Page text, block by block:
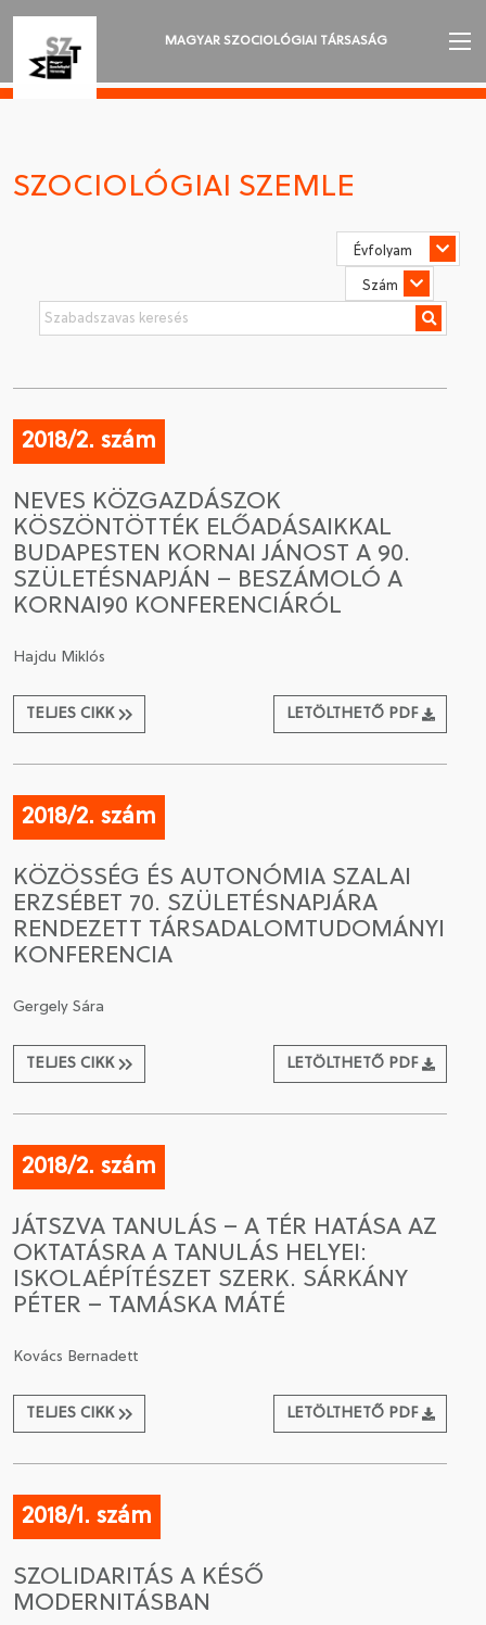
MAGYAR SZOCIOLÓGIAI TÁRSASÁG
SZOCIOLÓGIAI SZEMLE
CSATLAKOZÁS A TÁRSASÁGHOZ / MEGÚJÍTOM A
TAGSÁGOMAT
SZOCIOLÓGIAI SZEMLE
2018/2. szám
NEVES KÖZGAZDÁSZOK
KÖSZÖNTÖTTÉK ELŐADÁSAIKKAL
BUDAPESTEN KORNAI JÁNOST A 90.
SZÜLETÉSNAPJÁN – BESZÁMOLÓ A
KORNAI90 KONFERENCIÁRÓL
Hajdu Miklós
TELJES CIKK LETÖLTHETŐ PDF
2018/2. szám
KÖZÖSSÉG ÉS AUTONÓMIA SZALAI
ERZSÉBET 70. SZÜLETÉSNAPJÁRA
RENDEZETT TÁRSADALOMTUDOMÁNYI
KONFERENCIA
Gergely Sára
TELJES CIKK LETÖLTHETŐ PDF
2018/2. szám
JÁTSZVA TANULÁS – A TÉR HATÁSA AZ
OKTATÁSRA A TANULÁS HELYEI:
ISKOLAÉPÍTÉSZET SZERK. SÁRKÁNY
PÉTER – TAMÁSKA MÁTÉ
Kovács Bernadett
TELJES CIKK LETÖLTHETŐ PDF
2018/1. szám
SZOLIDARITÁS A KÉSŐ
MODERNITÁSBAN